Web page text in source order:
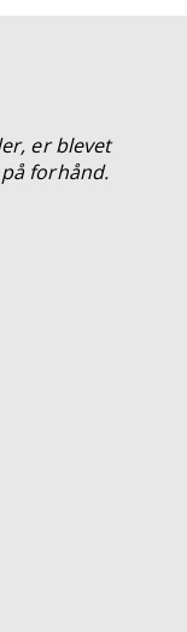
er blevet
forhånd.